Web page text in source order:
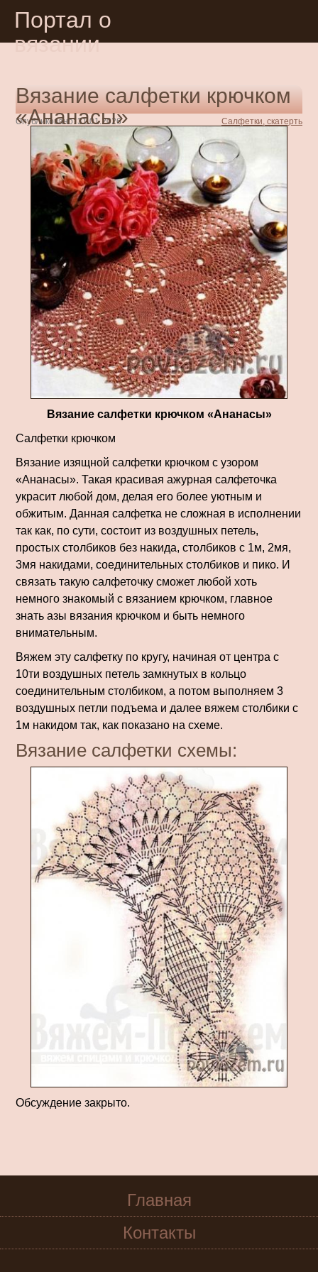
Портал о
вязании
Вязание салфетки крючком
«Ананасы»
Опубликовано: 31.01.2026 Салфетки, скатерть
Вязание салфетки крючком «Ананасы»
Салфетки крючком
Вязание изящной салфетки крючком с узором
«Ананасы». Такая красивая ажурная салфеточка
украсит любой дом, делая его более уютным и
обжитым. Данная салфетка не сложная в исполнении
так как, по сути, состоит из воздушных петель,
простых столбиков без накида, столбиков с 1м, 2мя,
3мя накидами, соединительных столбиков и пико. И
связать такую салфеточку сможет любой хоть
немного знакомый с вязанием крючком, главное
знать азы вязания крючком и быть немного
внимательным.
Вяжем эту салфетку по кругу, начиная от центра с
10ти воздушных петель замкнутых в кольцо
соединительным столбиком, а потом выполняем 3
воздушных петли подъема и далее вяжем столбики с
1м накидом так, как показано на схеме.
Вязание салфетки схемы:
Обсуждение закрыто.
Главная
Контакты